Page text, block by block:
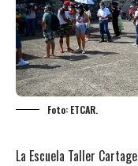
Foto: ETCAR.
La Escuela Taller